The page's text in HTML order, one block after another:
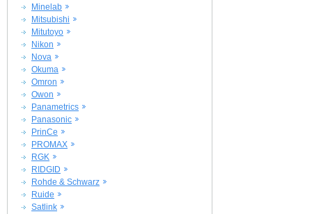
Minelab
Mitsubishi
Mitutoyo
Nikon
Nova
Okuma
Omron
Owon
Panametrics
Panasonic
PrinCe
PROMAX
RGK
RIDGID
Rohde & Schwarz
Ruide
Satlink